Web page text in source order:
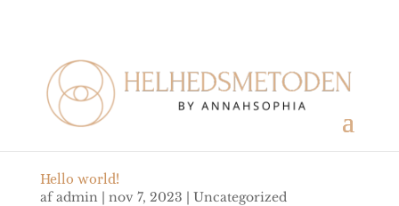
Hello world!
afadmin| nov 7, 2023 | Uncategorized